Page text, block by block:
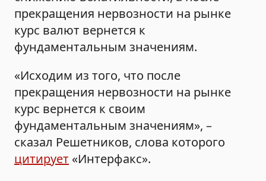
прекращения нервозности на рынке
курс валют вернется к
фундаментальным значениям.
«Исходим из того, что после
прекращения нервозности на рынке
курс вернется к своим
фундаментальным значениям», –
сказал Решетников, слова которого
цитирует «Интерфакс».